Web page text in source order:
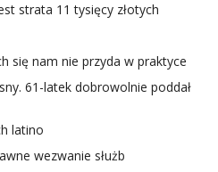
strata 11 tysięcy złotych
się nam nie przyda w praktyce
61-latek dobrowolnie poddał
latino
wezwanie służb